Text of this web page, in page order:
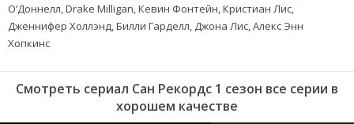
О’Доннелл, Drake Milligan, Кевин Фонтейн, Кристиан Лис,
Дженнифер Холлэнд, Билли Гарделл, Джона Лис, Алекс Энн
Хопкинс
Смотреть сериал Сан Рекордс 1 сезон все серии в
хорошем качестве